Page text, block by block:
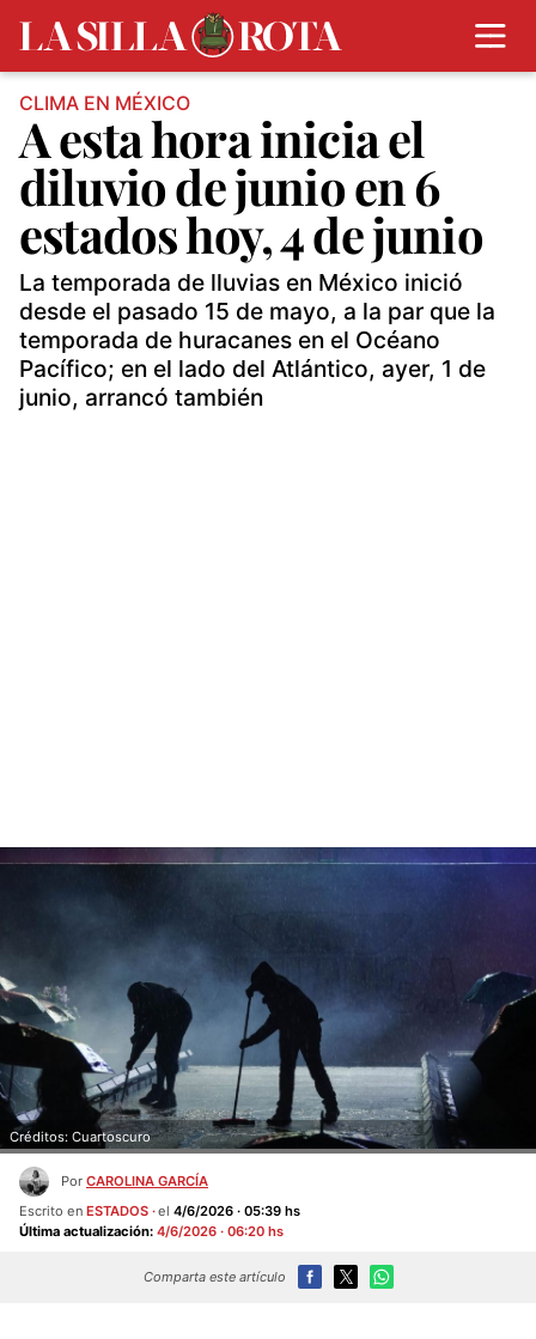
CLIMA EN MÉXICO
A esta hora inicia el
diluvio de junio en 6
estados hoy, 4 de junio
La temporada de lluvias en México inició
desde el pasado 15 de mayo, a la par que la
temporada de huracanes en el Océano
Pacífico; en el lado del Atlántico, ayer, 1 de
junio, arrancó también
Créditos: Cuartoscuro
Por CAROLINA GARCÍA
Escrito en ESTADOS el 4/6/2026 · 05:39 hs
Última actualización: 4/6/2026 · 06:20 hs
Comparta este artículo